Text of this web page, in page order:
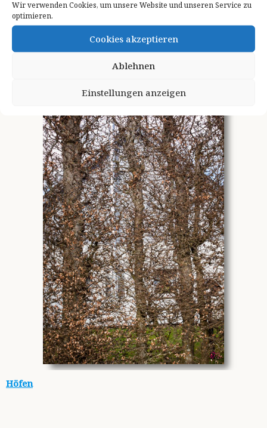
Wir verwenden Cookies, um unsere Website und unseren Service zu
optimieren.
Cookies akzeptieren
Ablehnen
Einstellungen anzeigen
Höfen
Höfen